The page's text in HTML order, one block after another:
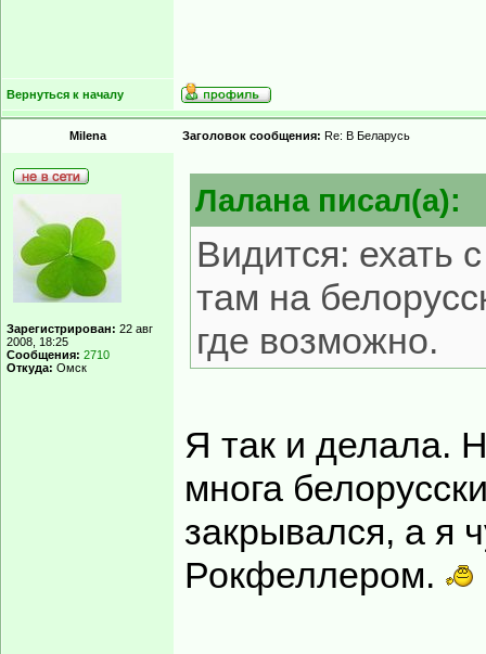
Вернуться к началу
Milena Заголовок сообщения: Re: В Беларусь
Зарегистрирован: 22 авг
2008, 18:25
Сообщения: 2710
Откуда: Омск
Лалана писал(а):
Видится: ехать
там на
где возможно.
Я так и делала.
многа
закрывался, а я
Рокфеллером.